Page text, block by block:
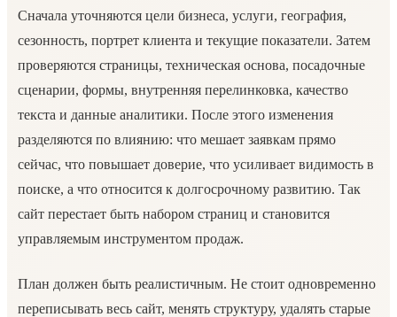
Сначала уточняются цели бизнеса, услуги, география,
сезонность, портрет клиента и текущие показатели. Затем
проверяются страницы, техническая основа, посадочные
сценарии, формы, внутренняя перелинковка, качество
текста и данные аналитики. После этого изменения
разделяются по влиянию: что мешает заявкам прямо
сейчас, что повышает доверие, что усиливает видимость в
поиске, а что относится к долгосрочному развитию. Так
сайт перестает быть набором страниц и становится
управляемым инструментом продаж.
План должен быть реалистичным. Не стоит одновременно
переписывать весь сайт, менять структуру, удалять старые